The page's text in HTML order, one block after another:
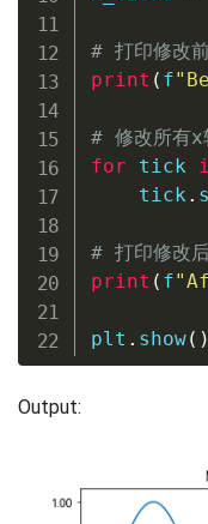
# 打印修改
print ( f
# 修改所有
for tick
    tick
.
# 打印修改
print ( f
plt . show( )
Output: